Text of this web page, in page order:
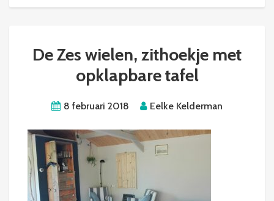
De Zes wielen, zithoekje met
opklapbare tafel
8 februari 2018 Eelke Kelderman